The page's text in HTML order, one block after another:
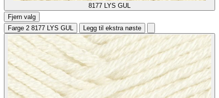
8177 LYS GUL
Fjern valg
Farge 2 8177 LYS GUL Legg til ekstra nøste